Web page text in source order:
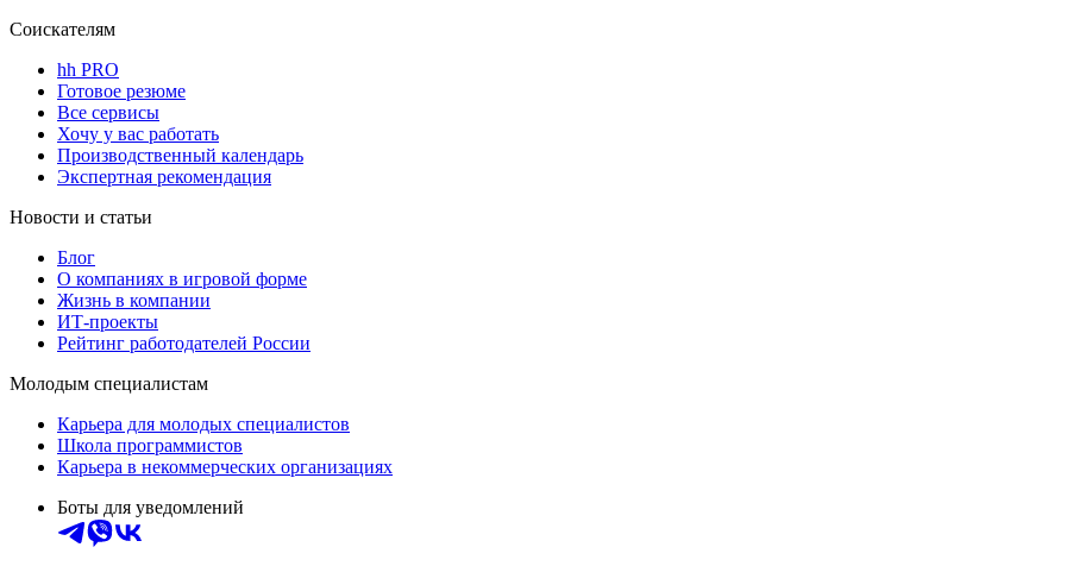
Соискателям
hh PRO
Готовое резюме
Все сервисы
Хочу у вас работать
Производственный календарь
Экспертная рекомендация
Новости и статьи
Блог
О компаниях в игровой форме
Жизнь в компании
ИТ-проекты
Рейтинг работодателей России
Молодым специалистам
Карьера для молодых специалистов
Школа программистов
Карьера в некоммерческих организациях
Боты для уведомлений